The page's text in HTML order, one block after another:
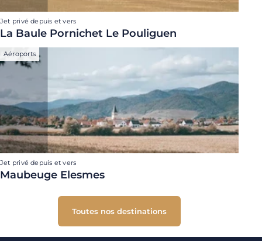
Jet privé depuis et vers
La Baule Pornichet Le Pouliguen
Aéroports
Jet privé depuis et vers
Maubeuge Elesmes
Toutes nos destinations